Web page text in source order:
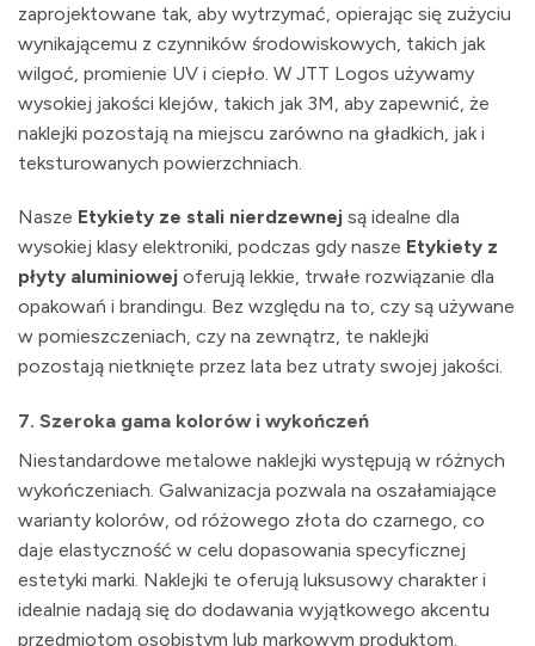
zaprojektowane tak, aby wytrzymać, opierając się zużyciu
wynikającemu z czynników środowiskowych, takich jak
wilgoć, promienie UV i ciepło. W JTT Logos używamy
wysokiej jakości klejów, takich jak 3M, aby zapewnić, że
naklejki pozostają na miejscu zarówno na gładkich, jak i
teksturowanych powierzchniach.
Nasze Etykiety ze stali nierdzewnej są idealne dla
wysokiej klasy elektroniki, podczas gdy nasze Etykiety z
płyty aluminiowej oferują lekkie, trwałe rozwiązanie dla
opakowań i brandingu. Bez względu na to, czy są używane
w pomieszczeniach, czy na zewnątrz, te naklejki
pozostają nietknięte przez lata bez utraty swojej jakości.
7. Szeroka gama kolorów i wykończeń
Niestandardowe metalowe naklejki występują w różnych
wykończeniach. Galwanizacja pozwala na oszałamiające
warianty kolorów, od różowego złota do czarnego, co
daje elastyczność w celu dopasowania specyficznej
estetyki marki. Naklejki te oferują luksusowy charakter i
idealnie nadają się do dodawania wyjątkowego akcentu
przedmiotom osobistym lub markowym produktom.